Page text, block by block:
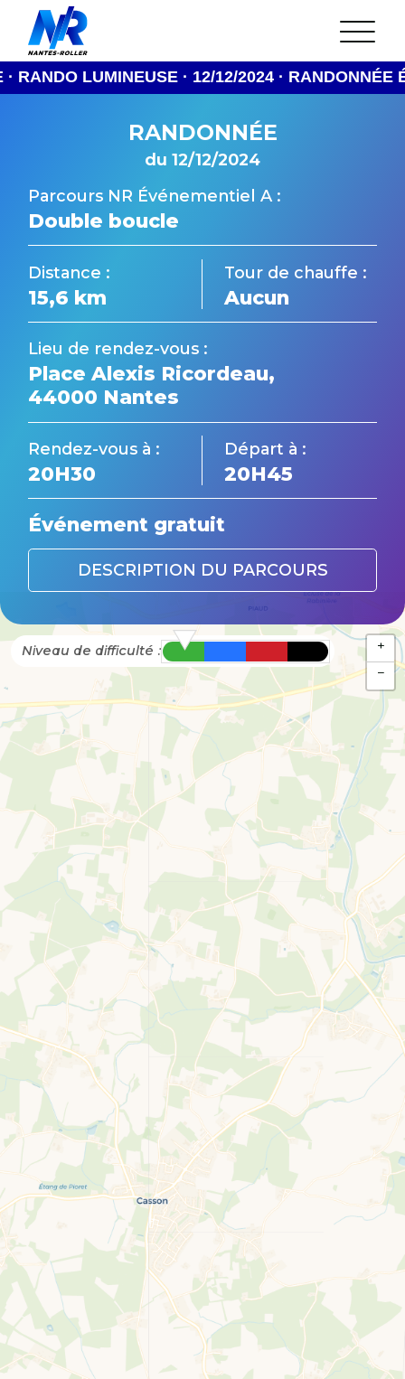
contenu
L’association
Arrêté municipal
Statuts de l’Association
Réunion mensuelle
24H Roller du Mans
Gestion du cortège
L’équipe et ses bénévoles
FAQ
Discord
Agenda
Actualités
LUMINEUSE · 12/12/2024 · RANDONNÉE
RANDONNÉE
du 12/12/2024
Parcours NR Événementiel A :
Double boucle
Distance :
15,6 km
Tour de chauffe :
Aucun
Lieu de rendez-vous :
Place Alexis Ricordeau,
44000 Nantes
Rendez-vous à :
20H30
Départ à :
20H45
Événement gratuit
DESCRIPTION DU PARCOURS
Niveau de difficulté :
+
−